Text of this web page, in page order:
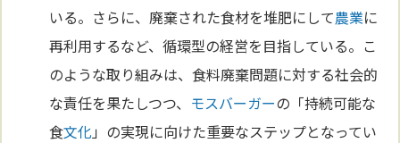
いる。さらに、廃棄された食材を堆肥にして農業に
再利用するなど、循環型の経営を目指している。こ
のような取り組みは、食料廃棄問題に対する社会的
な責任を果たしつつ、 モスバーガーの「持続可能な
食文化 」の実現に向けた重要なステップとなってい